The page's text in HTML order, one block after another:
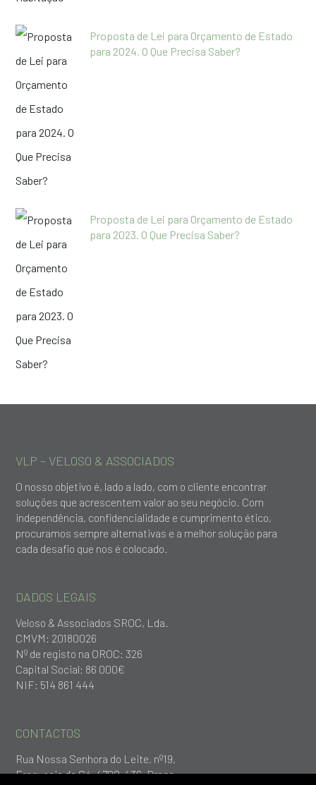
Proposta de Lei para Orçamento de Estado
para 2024. O Que Precisa Saber?
Proposta de Lei para Orçamento de Estado
para 2023. O Que Precisa Saber?
VLP – VELOSO & ASSOCIADOS
O nosso objetivo é, lado a lado, com o cliente encontrar
soluções que acrescentem valor ao seu negócio. Com
independência, confidencialidade e cumprimento ético,
procuramos sempre alternativas e a melhor solução para
cada desafio que nos é colocado.
DADOS LEGAIS
Veloso & Associados SROC, Lda.
CMVM: 20180026
Nº de registo na OROC: 326
Capital Social: 86 000€
NIF: 514 861 444
CONTACTOS
Rua Nossa Senhora do Leite, nº19,
Freguesia da Sé, 4700-436, Braga